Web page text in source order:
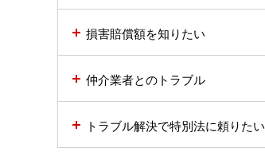
損害賠償額を知りたい
仲介業者とのトラブル
トラブル解決で特別法に頼りたい